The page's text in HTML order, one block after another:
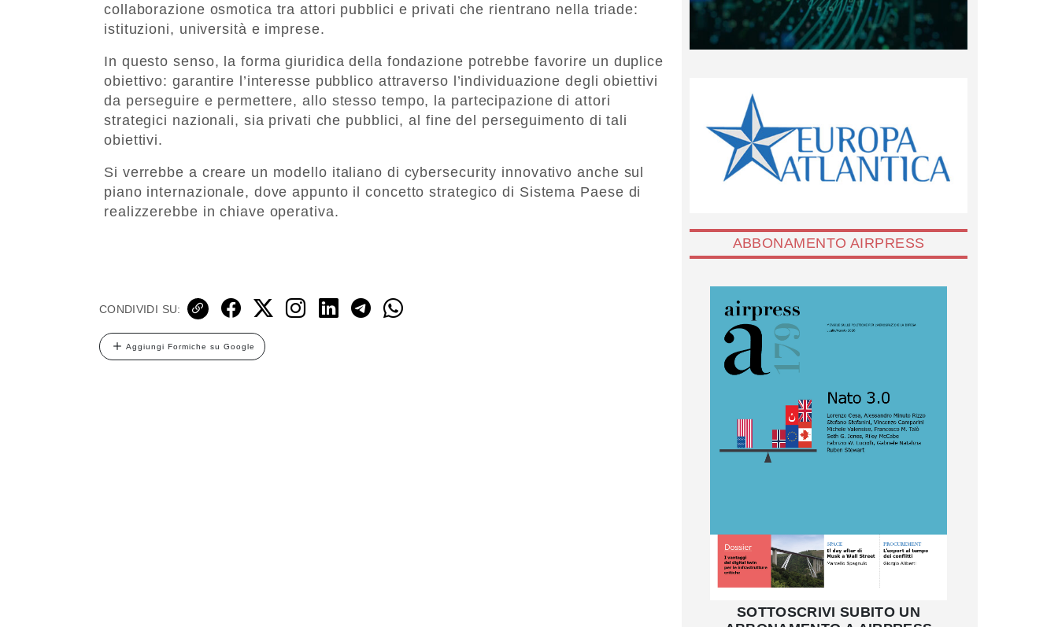
collaborazione osmotica tra attori pubblici e privati che rientrano nella triade:
istituzioni, università e imprese.
In questo senso, la forma giuridica della fondazione potrebbe favorire un duplice
obiettivo: garantire l’interesse pubblico attraverso l’individuazione degli obiettivi
da perseguire e permettere, allo stesso tempo, la partecipazione di attori
strategici nazionali, sia privati che pubblici, al fine del perseguimento di tali
obiettivi.
Si verrebbe a creare un modello italiano di cybersecurity innovativo anche sul
piano internazionale, dove appunto il concetto strategico di Sistema Paese di
realizzerebbe in chiave operativa.
CONDIVIDI SU:
Aggiungi Formiche su Google
ABBONAMENTO AIRPRESS
SOTTOSCRIVI SUBITO UN